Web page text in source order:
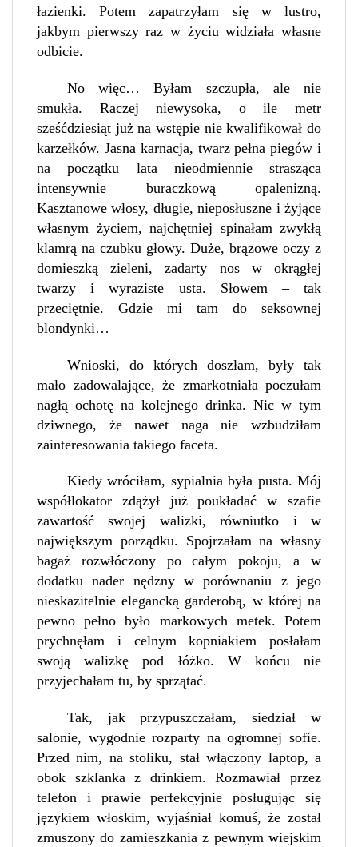
łazienki. Potem zapatrzyłam się w lustro,
jakbym pierwszy raz w życiu widziała własne
odbicie.
No więc… Byłam szczupła, ale nie
smukła. Raczej niewysoka, o ile metr
sześćdziesiąt już na wstępie nie kwalifikował do
karzełków. Jasna karnacja, twarz pełna piegów i
na początku lata nieodmiennie strasząca
intensywnie buraczkową opalenizną.
Kasztanowe włosy, długie, nieposłuszne i żyjące
własnym życiem, najchętniej spinałam zwykłą
klamrą na czubku głowy. Duże, brązowe oczy z
domieszką zieleni, zadarty nos w okrągłej
twarzy i wyraziste usta. Słowem – tak
przeciętnie. Gdzie mi tam do seksownej
blondynki…
Wnioski, do których doszłam, były tak
mało zadowalające, że zmarkotniała poczułam
nagłą ochotę na kolejnego drinka. Nic w tym
dziwnego, że nawet naga nie wzbudziłam
zainteresowania takiego faceta.
Kiedy wróciłam, sypialnia była pusta. Mój
współlokator zdążył już poukładać w szafie
zawartość swojej walizki, równiutko i w
największym porządku. Spojrzałam na własny
bagaż rozwłóczony po całym pokoju, a w
dodatku nader nędzny w porównaniu z jego
nieskazitelnie elegancką garderobą, w której na
pewno pełno było markowych metek. Potem
prychnęłam i celnym kopniakiem posłałam
swoją walizkę pod łóżko. W końcu nie
przyjechałam tu, by sprzątać.
Tak, jak przypuszczałam, siedział w
salonie, wygodnie rozparty na ogromnej sofie.
Przed nim, na stoliku, stał włączony laptop, a
obok szklanka z drinkiem. Rozmawiał przez
telefon i prawie perfekcyjnie posługując się
językiem włoskim, wyjaśniał komuś, że został
zmuszony do zamieszkania z pewnym wiejskim